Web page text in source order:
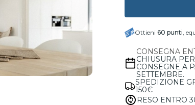
Ottieni 60 punti,
CONSEGNA
CHIUSURA
CONSEGNE A
SETTEMBRE.
SPEDIZIONE
150€
RESO ENTRO